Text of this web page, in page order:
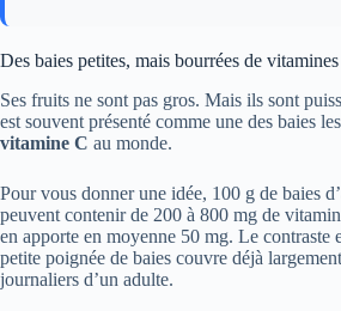
Des baies petites, mais bourrées de vitamines
Ses fruits ne sont pas gros. Mais ils sont
est souvent présenté comme une des baies
vitamine C au monde.
Pour vous donner une idée, 100 g de baies
peuvent contenir de 200 à 800 mg de
en apporte en moyenne 50 mg. Le contraste
petite poignée de baies couvre déjà
journaliers d’un adulte.